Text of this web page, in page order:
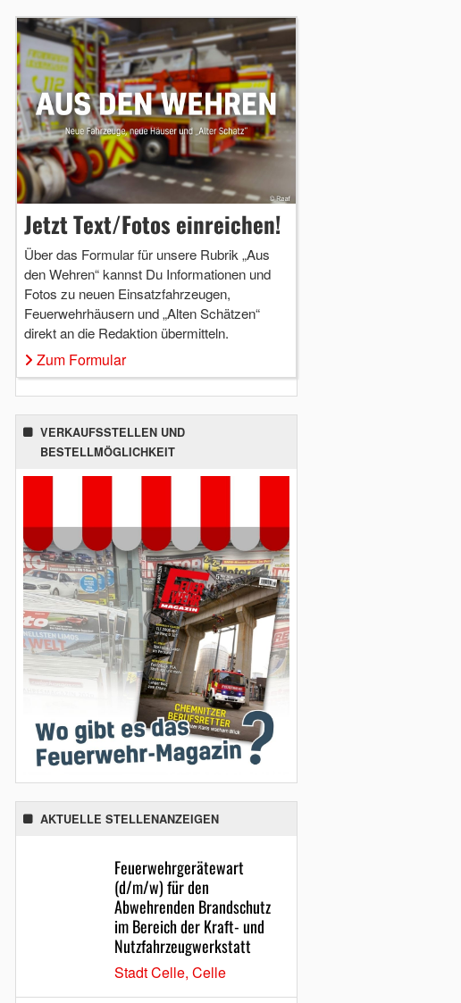
Jetzt Text/Fotos einreichen!
Über das Formular für unsere Rubrik „Aus
den Wehren“ kannst Du Informationen und
Fotos zu neuen Einsatzfahrzeugen,
Feuerwehrhäusern und „Alten Schätzen“
direkt an die Redaktion übermitteln.
Zum Formular
VERKAUFSSTELLEN UND
BESTELLMÖGLICHKEIT
AKTUELLE STELLENANZEIGEN
Feuerwehrgerätewart
(d/m/w) für den
Abwehrenden Brandschutz
im Bereich der Kraft- und
Nutzfahrzeugwerkstatt
Stadt Celle, Celle